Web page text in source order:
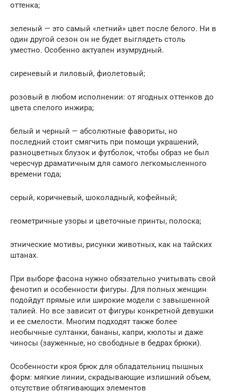
оттенка;
зеленый — это самый «летний» цвет после белого. Ни в
один другой сезон он не будет выглядеть столь
уместно. Особенно актуален изумрудный.
сиреневый и лиловый, фиолетовый;
розовый в любом исполнении: от ягодных оттенков до
цвета спелого инжира;
белый и черный — абсолютные фавориты, но
последний стоит смягчить при помощи украшений,
разноцветных блузок и футболок, чтобы образ не был
чересчур драматичным для самого легкомысленного
времени года;
серый, коричневый, шоколадный, кофейный;
геометричные узоры и цветочные принты, полоска;
этнические мотивы, рисунки животных, как на тайских
штанах.
При выборе фасона нужно обязательно учитывать свой
фенотип и особенности фигуры. Для полных женщин
подойдут прямые или широкие модели с завышенной
талией. Но все зависит от фигуры конкретной девушки
и ее смелости. Многим подходят также более
необычные султанки, бананы, капри, кюлоты и даже
чиносы (зауженные, но свободные в бедрах брюки).
Особенности кроя брюк для обладательниц пышных
форм: мягкие линии, скрадывающие излишний объем,
отсутствие обтягивающих элементов